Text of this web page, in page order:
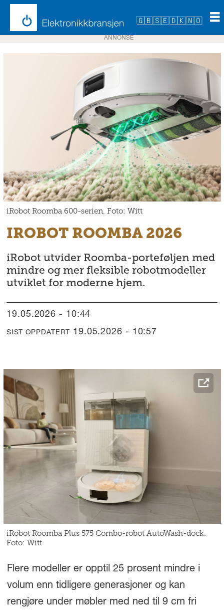
🇬🇧🇸🇪🇩🇰🇳🇴
ANNONSE
iRobot Roomba 600-serien. Foto: Witt
IROBOT ROOMBA 2026
iRobot utvider Roomba-porteføljen med
mindre og mer fleksible robotmodeller
utviklet for moderne hjem.
19.05.2026 - 10:44
SIST OPPDATERT 19.05.2026 - 10:57
iRobot Roomba Plus 575 Combo-robot AutoWash-dock.
Foto: Witt
Flere modeller er opptil 25 prosent mindre i
volum enn tidligere generasjoner og kan
rengjøre under møbler med ned til 9 cm fri